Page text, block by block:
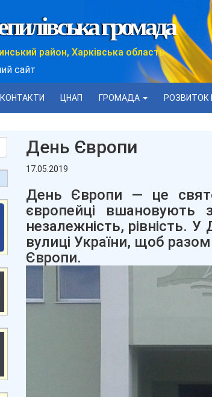
громада
район, Харківська область
сайт
КОНТАКТИ ЦНАП ГРОМАДА РОЗВИТОК
День Європи
17.05.2019
День Європи — це
європейці вшановують
незалежність, рівність.
вулиці України, щоб
Європи.